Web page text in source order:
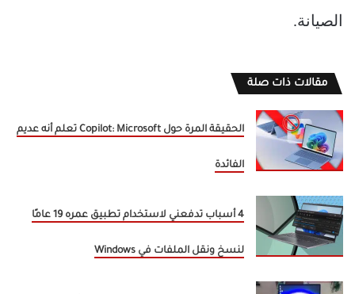
الصيانة.
مقالات ذات صلة
الحقيقة المرة حول Copilot: Microsoft تعلم أنه عديم
الفائدة
4 أسباب تدفعني لاستخدام تطبيق عمره 19 عامًا
لنسخ ونقل الملفات في Windows